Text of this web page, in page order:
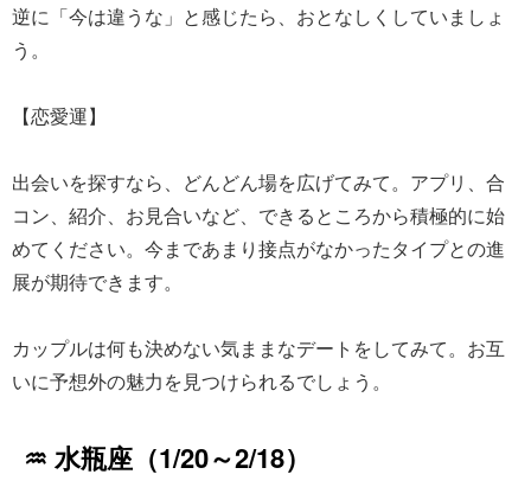
逆に「今は違うな」と感じたら、おとなしくしていましょ
う。
【恋愛運】
出会いを探すなら、どんどん場を広げてみて。アプリ、合
コン、紹介、お見合いなど、できるところから積極的に始
めてください。今まであまり接点がなかったタイプとの進
展が期待できます。
カップルは何も決めない気ままなデートをしてみて。お互
いに予想外の魅力を見つけられるでしょう。
♒ 水瓶座（1/20～2/18）